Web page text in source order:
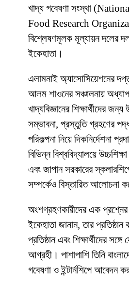
খাদ্য গবেষণা সংস্থা
Food Research
বিশ্লেষণমূলক মূল্যায়ন দলের
ইকেহাতা।
এলামনাই অ্যাসোসিয়েশনের
আলম শাওনের সঞ্চালনায়
খাদ্যবিজ্ঞানের শিক্ষার্থীদের
সম্ভাবনা, প্রস্তুতি গ্রহণের
পরিকল্পনা নিয়ে দিকনির্দেশনা
বিভিন্ন বিশ্ববিদ্যালয়ে
এবং জাপান সরকারের
সম্পর্কেও বিস্তারিত আলোচনা
অংশগ্রহণকারীদের এক
ইকেহাতা জানান, তার প্রতিষ্ঠান
প্রতিষ্ঠান এবং শিক্ষার্থীদের
আগ্রহী। পাশাপাশি তিনি
গবেষণা ও ইন্টার্নশিপে আবেদন